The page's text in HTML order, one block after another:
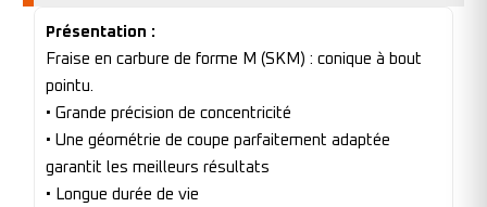
Présentation :
Fraise en carbure de forme M (SKM) : conique à bout
pointu.
• Grande précision de concentricité
• Une géométrie de coupe parfaitement adaptée
garantit les meilleurs résultats
• Longue durée de vie